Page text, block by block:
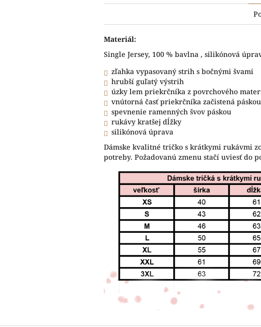
Materiál:
Single Jersey, 100 % bavlna , silikónová
zľahka vypasovaný strih s bočnými švami
hrubší guľatý výstrih
úzky lem priekrčníka z povrchového
vnútorná časť priekrčníka začistená
spevnenie ramenných švov páskou
rukávy kratšej dĺžky
silikónová úprava
Dámske kvalitné tričko s krátkymi rukávmi
potreby. Požadovanú zmenu stačí uviesť do